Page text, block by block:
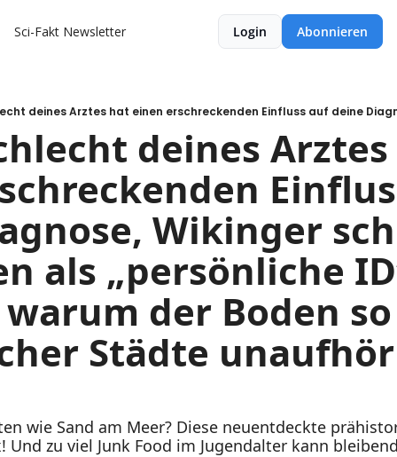
Sci-Fakt Newsletter Login Abonnieren
deines
Wikinger
als „persönliche
der Boden
Städte
wie Sand am Meer? Diese neuentdeckte
Und zu viel Junk Food im Jugendalter kann